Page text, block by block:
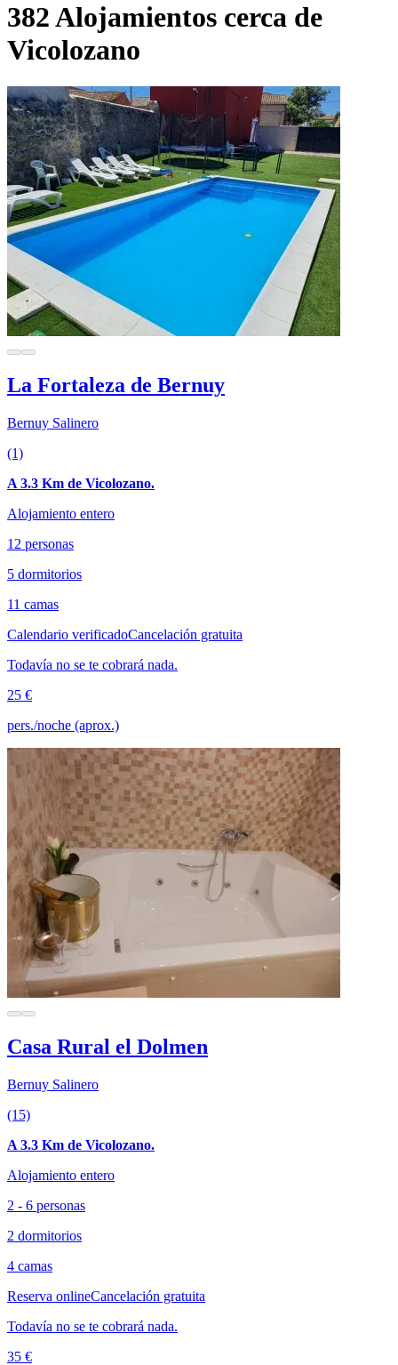
382 Alojamientos cerca de
Vicolozano
La Fortaleza de Bernuy
Bernuy Salinero
(1)
A 3.3 Km de Vicolozano.
Alojamiento entero
12 personas
5 dormitorios
11 camas
Calendario verificadoCancelación gratuita
Todavía no se te cobrará nada.
25 €
pers./noche (aprox.)
Casa Rural el Dolmen
Bernuy Salinero
(15)
A 3.3 Km de Vicolozano.
Alojamiento entero
2 - 6 personas
2 dormitorios
4 camas
Reserva onlineCancelación gratuita
Todavía no se te cobrará nada.
35 €